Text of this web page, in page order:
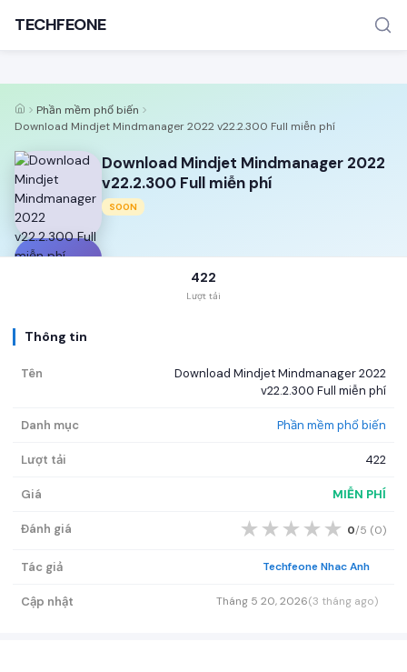
TÌM KIẾM PHỔ BIẾN
TECHFEONE
Phần mềm phổ biến
Download Mindjet Mindmanager 2022 v22.2.300 Full miễn phí
Download Mindjet Mindmanager 2022
v22.2.300 Full miễn phí
SOON
422
Lượt tải
Thông tin
Tên
Download Mindjet Mindmanager 2022
v22.2.300 Full miễn phí
Danh mục Phần mềm phổ biến
Lượt tải 422
Giá MIỄN PHÍ
Đánh giá ★ ★ ★ ★ ★ 0/5 (0)
Tác giả Techfeone Nhac Anh
Cập nhật Tháng 5 20, 2026(3 tháng ago)